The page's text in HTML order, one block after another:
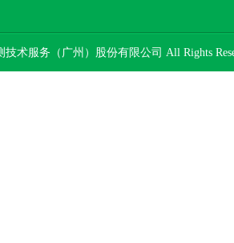
术服务（广州）股份有限公司 All Rights